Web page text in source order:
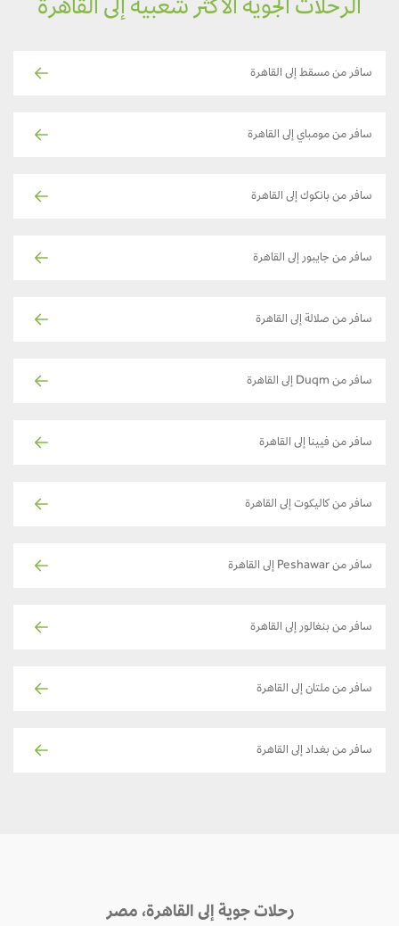
الرحلات الجوية الأكثر شعبية إلى القاهرة
سافر من مسقط إلى القاهرة
سافر من مومباي إلى القاهرة
سافر من بانكوك إلى القاهرة
سافر من جايبور إلى القاهرة
سافر من صلالة إلى القاهرة
سافر من Duqm إلى القاهرة
سافر من فيينا إلى القاهرة
سافر من كاليكوت إلى القاهرة
سافر من Peshawar إلى القاهرة
سافر من بنغالور إلى القاهرة
سافر من ملتان إلى القاهرة
سافر من بغداد إلى القاهرة
رحلات جوية إلى القاهرة، مصر